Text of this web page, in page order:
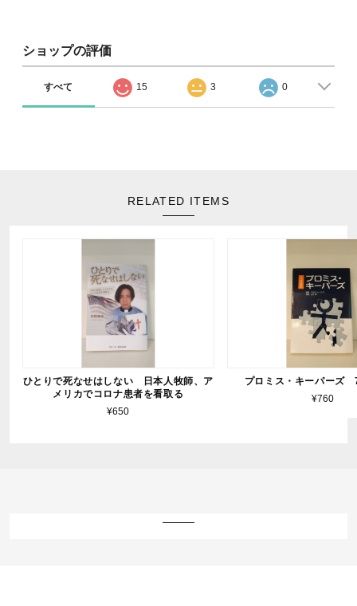
ショップの評価
すべて 15 3 0
RELATED ITEMS
ひとりで死なせはしない 日本人牧師、ア
メリカでコロナ患者を看取る
¥650
プロミス・キーパーズ
¥760